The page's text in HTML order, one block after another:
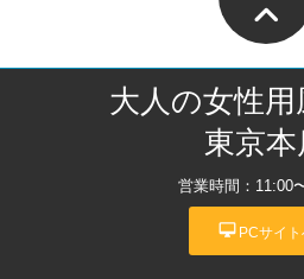
大人の女性用
東京本
営業時間：11:00
desktop_mac PCサイ